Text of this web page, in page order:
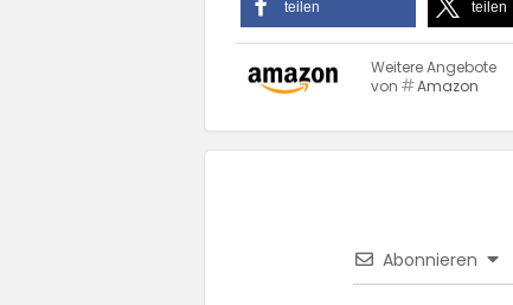
teilen teilen
Weitere Angebote
von
Amazon
Abonnieren